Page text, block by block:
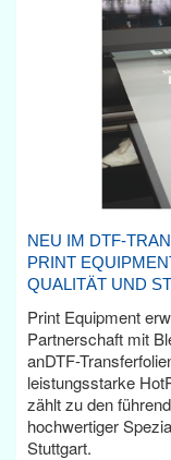
NEU IM DTF-
PRINT
QUALITÄT UND
Print Equipment
Partnerschaft mit
anDTF-
leistungsstarke
zählt zu den
hochwertiger
Stuttgart.